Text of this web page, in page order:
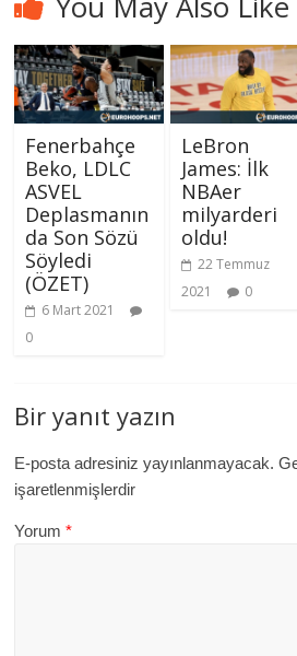
Fenerbahçe
Beko, LDLC
ASVEL
Deplasmanın
da Son Sözü
Söyledi
(ÖZET)
6 Mart 2021
0
LeBron
James: İlk
NBAer
milyarderi
oldu!
22 Temmuz
2021
0
Bir yanıt yazın
E-posta adresiniz yayınlanmayacak.
işaretlenmişlerdir
Yorum*